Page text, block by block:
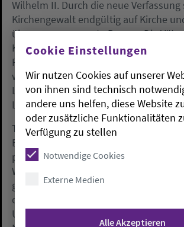
Wilhelm II. Durch die neue Verfassung
Kirchengewalt endgültig auf Kirche
übergegangen, sagte Basse. «Die
Kirchenverfassung suchten Halt in
Prinzipien wie Repräsentation und
werde auch das neu eingerichtete
Landesbischofs bis heute per Wahl
Landessynode besetzt.
Tatsächlich hatte die Arbeit der
Einschätzung bis in die 1930er Jahre
parlamentarischen Charakter».
Weimarer Republik die Bezeichnung
gesetzgebenden Organs als
durchaus treffend gewesen. Doch nach
Unterwanderung weiter Teile der
Cookie Einstellungen
Wir nutzen Cookies auf unserer
von ihnen sind technisch
andere uns helfen, diese Website
oder zusätzliche Funktionalitäten
Verfügung zu stellen
Notwendige Cookies
Externe Medien
Alle Akzeptieren